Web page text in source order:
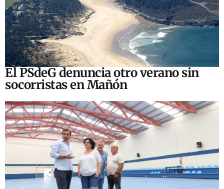
El PSdeG denuncia otro verano sin
socorristas en Mañón